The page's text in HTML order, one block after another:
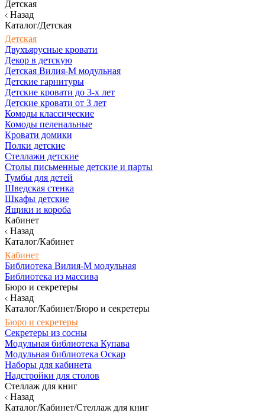
Детская
Назад
Каталог/Детская
Детская
Двухъярусные кровати
Декор в детскую
Детская Вилия-М модульная
Детские гарнитуры
Детские кровати до 3-х лет
Детские кровати от 3 лет
Комоды классические
Комоды пеленальные
Кровати домики
Полки детские
Стеллажи детские
Столы письменные детские и парты
Тумбы для детей
Шведская стенка
Шкафы детские
Ящики и короба
Кабинет
Назад
Каталог/Кабинет
Кабинет
Библиотека Вилия-М модульная
Библиотека из массива
Бюро и секретеры
Назад
Каталог/Кабинет/Бюро и секретеры
Бюро и секретеры
Секретеры из сосны
Модульная библиотека Купава
Модульная библиотека Оскар
Наборы для кабинета
Надстройки для столов
Стеллаж для книг
Назад
Каталог/Кабинет/Стеллаж для книг